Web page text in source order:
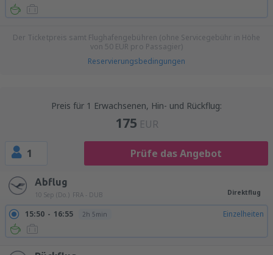
Der Ticketpreis samt Flughafengebühren (ohne Servicegebühr in Höhe
von 50 EUR pro Passagier)
Reservierungsbedingungen
Preis für 1 Erwachsenen, Hin- und Rückflug:
175 EUR
1 Prüfe das Angebot
Abflug
10 Sep (Do.) FRA - DUB Direktflug
15:50 16:55 2h 5min Einzelheiten